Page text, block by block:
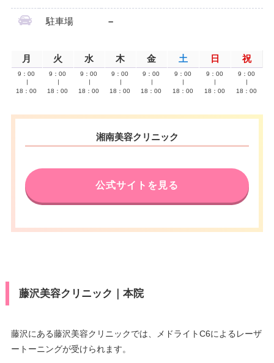
駐車場 –
月 火 水 木 金 土 日 祝
9：00
18：00
9：00
18：00
9：00
18：00
9：00
18：00
9：00
18：00
9：00
18：00
9：00
18：00
9：00
18：00
湘南美容クリニック
公式サイトを見る
藤沢美容クリニック｜本院
藤沢にある藤沢美容クリニックでは、メドライトC6によるレーザ
ートーニングが受けられます。